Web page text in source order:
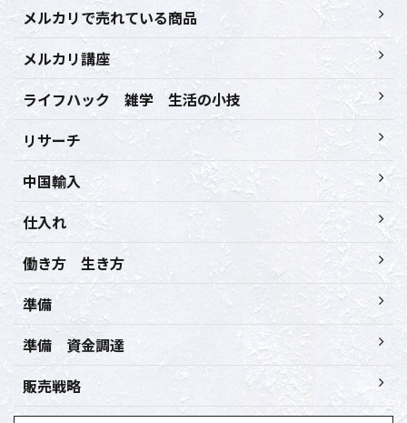
メルカリで売れている商品
メルカリ講座
ライフハック 雑学 生活の小技
リサーチ
中国輸入
仕入れ
働き方 生き方
準備
準備 資金調達
販売戦略